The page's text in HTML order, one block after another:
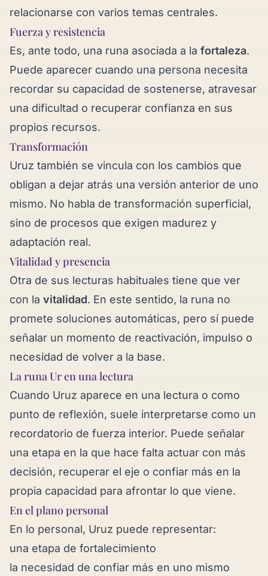
relacionarse con varios temas centrales.
Fuerza y resistencia
Es, ante todo, una runa asociada a la fortaleza.
Puede aparecer cuando una persona necesita
recordar su capacidad de sostenerse, atravesar
una dificultad o recuperar confianza en sus
propios recursos.
Transformación
Uruz también se vincula con los cambios que
obligan a dejar atrás una versión anterior de uno
mismo. No habla de transformación superficial,
sino de procesos que exigen madurez y
adaptación real.
Vitalidad y presencia
Otra de sus lecturas habituales tiene que ver
con la vitalidad. En este sentido, la runa no
promete soluciones automáticas, pero sí puede
señalar un momento de reactivación, impulso o
necesidad de volver a la base.
La runa Ur en una lectura
Cuando Uruz aparece en una lectura o como
punto de reflexión, suele interpretarse como un
recordatorio de fuerza interior. Puede señalar
una etapa en la que hace falta actuar con más
decisión, recuperar el eje o confiar más en la
propia capacidad para afrontar lo que viene.
En el plano personal
En lo personal, Uruz puede representar:
una etapa de fortalecimiento
la necesidad de confiar más en uno mismo